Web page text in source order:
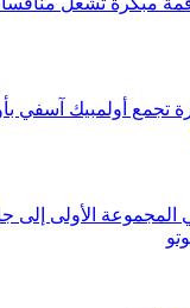
تجمع أولمبيك آسفي
المجموعة الأولى إلى